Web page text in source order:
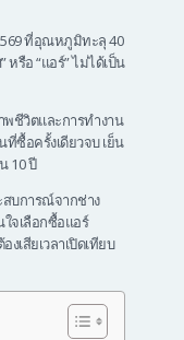
ที่อุณหภูมิทะลุ 40
หรือ “แอร์” ไม่ได้เป็น
ชีวิตและการทำงาน
ซื้อครั้งเดียวจบ เย็น
10 ปี
สบการณ์จากช่าง
จเลือกซื้อแอร์
เสียเวลาเปิดเทียบ